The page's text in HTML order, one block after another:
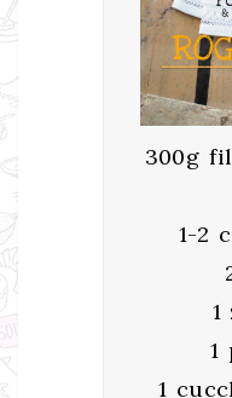
300g
1-2
1
1
1